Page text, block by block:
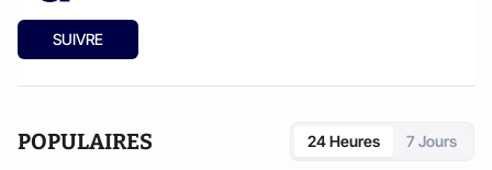
SUIVRE
POPULAIRES 24 Heures 7 Jours